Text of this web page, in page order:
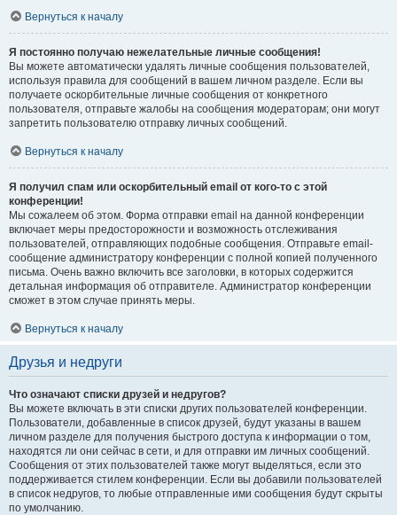
Вернуться к началу
Я постоянно получаю нежелательные личные сообщения!
Вы можете автоматически удалять личные сообщения пользователей,
используя правила для сообщений в вашем личном разделе. Если вы
получаете оскорбительные личные сообщения от конкретного
пользователя, отправьте жалобы на сообщения модераторам; они могут
запретить пользователю отправку личных сообщений.
Вернуться к началу
Я получил спам или оскорбительный email от кого-то с этой
конференции!
Мы сожалеем об этом. Форма отправки email на данной конференции
включает меры предосторожности и возможность отслеживания
пользователей, отправляющих подобные сообщения. Отправьте email-
сообщение администратору конференции с полной копией полученного
письма. Очень важно включить все заголовки, в которых содержится
детальная информация об отправителе. Администратор конференции
сможет в этом случае принять меры.
Вернуться к началу
Друзья и недруги
Что означают списки друзей и недругов?
Вы можете включать в эти списки других пользователей конференции.
Пользователи, добавленные в список друзей, будут указаны в вашем
личном разделе для получения быстрого доступа к информации о том,
находятся ли они сейчас в сети, и для отправки им личных сообщений.
Сообщения от этих пользователей также могут выделяться, если это
поддерживается стилем конференции. Если вы добавили пользователей
в список недругов, то любые отправленные ими сообщения будут скрыты
по умолчанию.